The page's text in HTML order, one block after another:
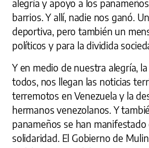
alegría y apoyo a los
barrios. Y allí, nadie nos ganó.
deportiva, pero también un
políticos y para la dividida
Y en medio de nuestra alegría,
todos, nos llegan las noticias
terremotos en Venezuela y la
hermanos venezolanos. Y
panameños se han
solidaridad. El Gobierno de